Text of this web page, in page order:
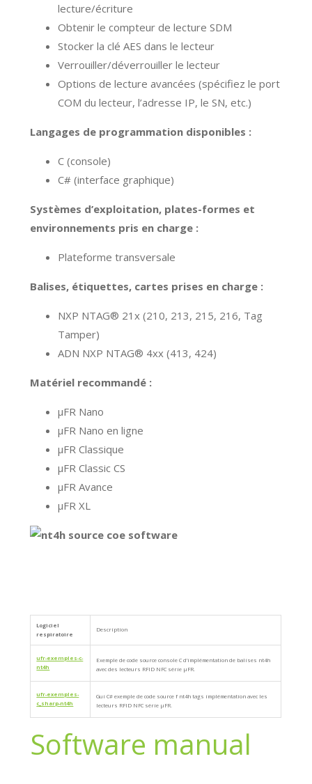
lecture/écriture
Obtenir le compteur de lecture SDM
Stocker la clé AES dans le lecteur
Verrouiller/déverrouiller le lecteur
Options de lecture avancées (spécifiez le port
COM du lecteur, l’adresse IP, le SN, etc.)
Langages de programmation disponibles :
C (console)
C# (interface graphique)
Systèmes d’exploitation, plates-formes et
environnements pris en charge :
Plateforme transversale
Balises, étiquettes, cartes prises en charge :
NXP NTAG® 21x (210, 213, 215, 216, Tag
Tamper)
ADN NXP NTAG® 4xx (413, 424)
Matériel recommandé :
μFR Nano
μFR Nano en ligne
μFR Classique
μFR Classic CS
μFR Avance
μFR XL
Logiciel
respiratoire
Description
ufr-exemples-c-
nt4h
Exemple de code source console C d’implémentation de balises nt4h
avec des lecteurs RFID NFC série μFR.
ufr-exemples-
c_sharp-nt4h
Gui C# exemple de code source f nt4h tags implémentation avec les
lecteurs RFID NFC série μFR.
Software manual